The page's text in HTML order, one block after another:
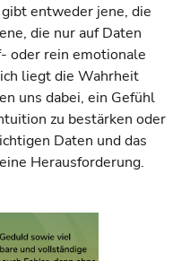
entweder jene, die
die nur auf Daten
oder rein emotionale
liegt die Wahrheit
uns dabei, ein Gefühl
zu bestärken oder
Daten und das
Herausforderung.